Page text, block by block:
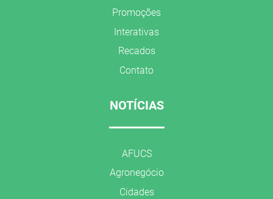
Promoções
Interativas
Recados
Contato
NOTÍCIAS
AFUCS
Agronegócio
Cidades